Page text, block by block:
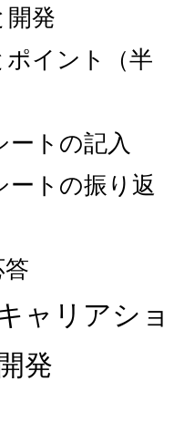
開発
ポイント（半
ートの記入
ートの振り返
ャリアショ
発